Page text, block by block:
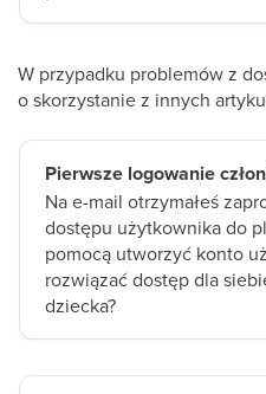
W przypadku problemów z
o skorzystanie z innych
Pierwsze logowanie
Na e-mail otrzymałeś
dostępu użytkownika do
pomocą utworzyć konto
rozwiązać dostęp dla
dziecka?